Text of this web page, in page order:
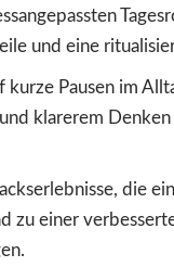
und eine
kurze Pausen im
klarerem
die
zu einer